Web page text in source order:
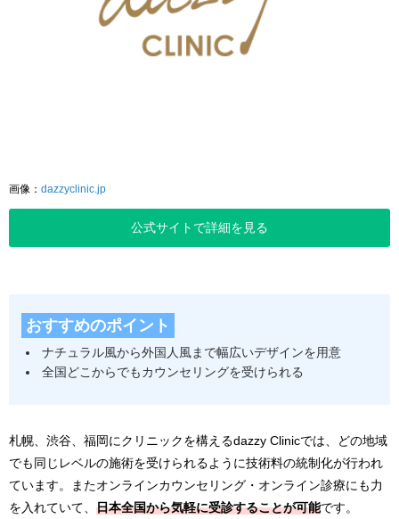
画像： dazzyclinic.jp
公式サイトで詳細を見る
おすすめのポイント
ナチュラル風から外国人風まで幅広いデザインを用意
全国どこからでもカウンセリングを受けられる
札幌、渋谷、福岡にクリニックを構えるdazzy Clinicでは、どの地域
でも同じレベルの施術を受けられるように技術料の統制化が行われ
ています。またオンラインカウンセリング・オンライン診療にも力
を入れていて、 日本全国から気軽に受診することが可能です。